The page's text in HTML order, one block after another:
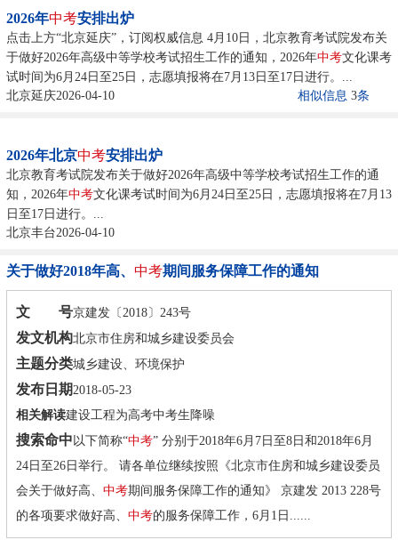
2026年中考安排出炉
点击上方“北京延庆”，订阅权威信息 4月10日，北京教育考试院发布关
于做好2026年高级中等学校考试招生工作的通知，2026年中考文化课考
试时间为6月24日至25日，志愿填报将在7月13日至17日进行。...
北京延庆2026-04-10
相似信息 3条
2026年北京中考安排出炉
北京教育考试院发布关于做好2026年高级中等学校考试招生工作的通
知，2026年中考文化课考试时间为6月24日至25日，志愿填报将在7月13
日至17日进行。...
北京丰台2026-04-10
关于做好2018年高、 中考期间服务保障工作的通知
文 号京建发〔2018〕243号
发文机构北京市住房和城乡建设委员会
主题分类城乡建设、环境保护
发布日期2018-05-23
相关解读建设工程为高考中考生降噪
搜索命中 以下简称“中考” 分别于2018年6月7日至8日和2018年6月
24日至26日举行。 请各单位继续按照《北京市住房和城乡建设委员
会关于做好高、 中考期间服务保障工作的通知》 京建发 2013 228号
的各项要求做好高、 中考的服务保障工作，6月1日......